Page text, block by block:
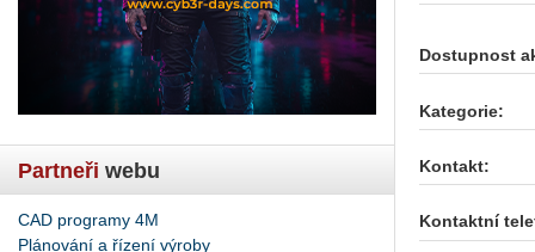
Partneři webu
CAD programy 4M
Plánování a řízení výroby
Dostupnost
Kategorie:
Kontakt:
Kontaktní